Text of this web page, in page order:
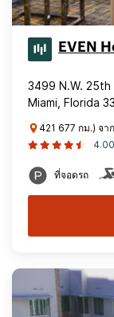
EVEN
3499 N.W.
Miami, Florida
421 677 กม.) จ
4.00
ที่จอดรถ